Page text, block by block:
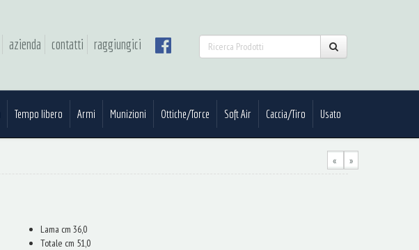
azienda contatti raggiungici
Tempo libero Armi Munizioni Ottiche/Torce Soft Air Caccia/Tiro Usato
« »
Lama cm 36,0
Totale cm 51,0